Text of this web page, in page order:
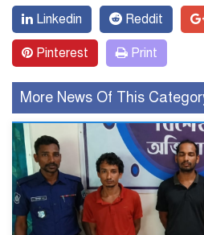
Linkedin Reddit
Pinterest Print
More News Of This